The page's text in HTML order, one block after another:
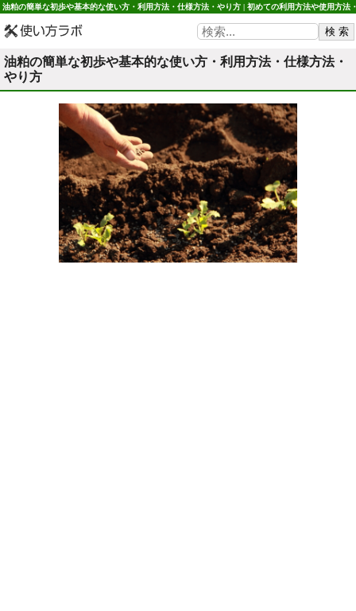
油粕の簡単な初歩や基本的な使い方・利用方法・仕様方法・やり方 | 初めての利用方法や使用方法
油粕の簡単な初歩や基本的な使い方・利用方法・仕様方法・
やり方